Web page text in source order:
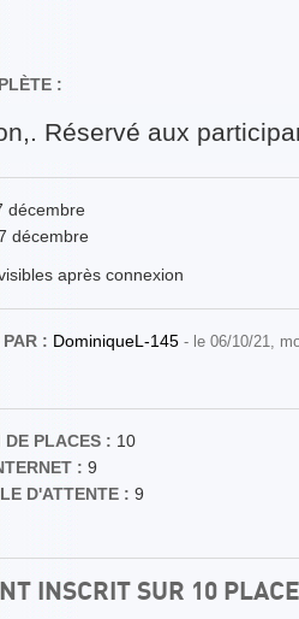
:
Réservé aux
décembre
décembre
après connexion
: DominiqueL-145 - le 06/10/21,
DE PLACES : 10
: 9
D'ATTENTE : 9
INSCRIT SUR 10